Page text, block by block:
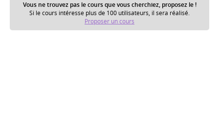
Vous ne trouvez pas le cours que vous cherchiez, proposez le !
Si le cours intéresse plus de 100 utilisateurs, il sera réalisé.
Proposer un cours